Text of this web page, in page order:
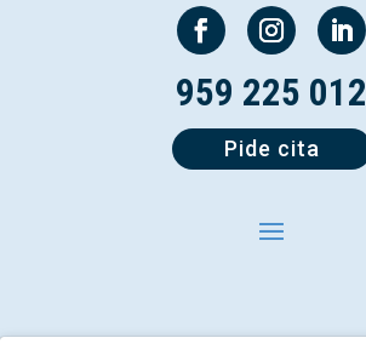
959 225 012
Pide cita